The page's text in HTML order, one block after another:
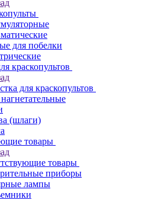
для побелки
краскопультов
для краскопультов
(шлаги)
товары
товары
приборы
лампы